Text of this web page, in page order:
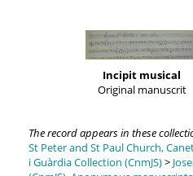
Incipit musical
Original manuscrit
The record appears in these
St Peter and St Paul Church,
i Guàrdia Collection (CnmJS)>